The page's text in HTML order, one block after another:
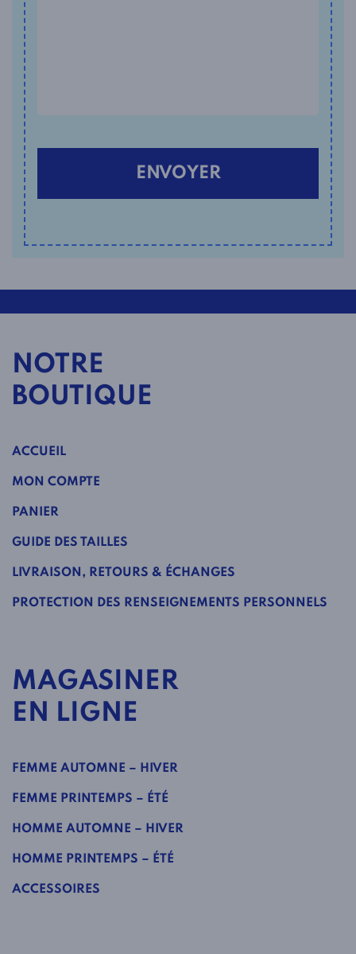
NOTRE
BOUTIQUE
ACCUEIL
MON COMPTE
PANIER
GUIDE DES TAILLES
LIVRAISON, RETOURS & ÉCHANGES
PROTECTION DES RENSEIGNEMENTS PERSONNELS
MAGASINER
EN LIGNE
FEMME AUTOMNE – HIVER
FEMME PRINTEMPS – ÉTÉ
HOMME AUTOMNE – HIVER
HOMME PRINTEMPS – ÉTÉ
ACCESSOIRES